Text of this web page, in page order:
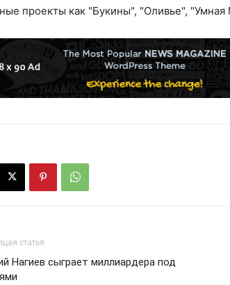
проекты как "Букины", "Оливье",
статья
Нагиев сыграет миллиардера под